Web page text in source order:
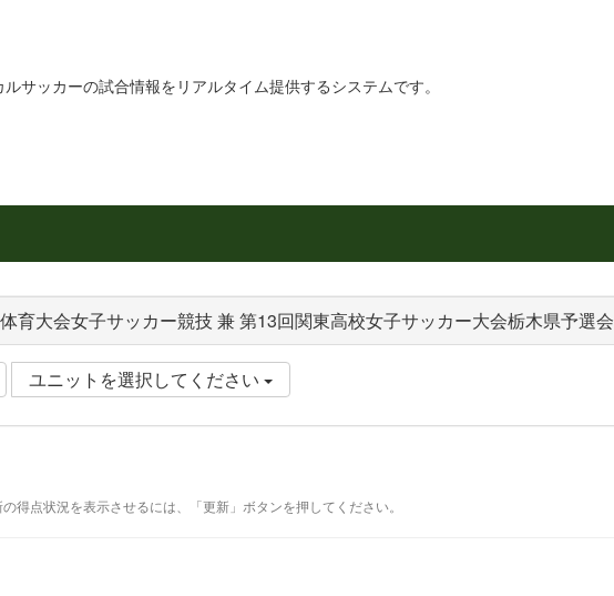
サッカーの試合情報をリアルタイム提供するシステムです。
育大会女子サッカー競技 兼 第13回関東高校女子サッカー大会栃木県予選会
ユニットを選択してください
得点状況を表示させるには、「更新」ボタンを押してください。